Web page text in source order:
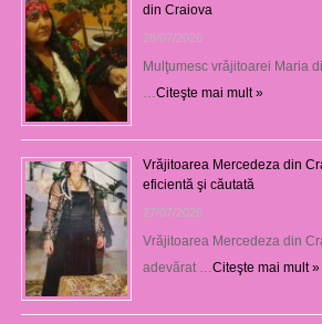
din Craiova
28/07/2026
Mulţumesc vrăjitoarei Maria
Citeşte mai mult »
Vrăjitoarea Mercedeza din
eficientă şi căutată
27/07/2026
Vrăjitoarea Mercedeza din
adevărat … Citeşte mai mult »